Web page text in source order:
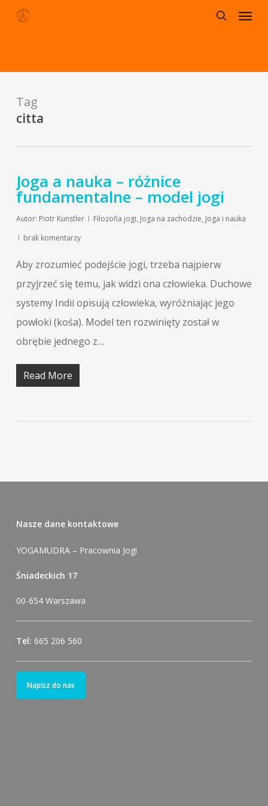
Skip
Menu
Tag
citta
Joga a nauka – różnice
fundamentalne – model jogi
Autor: Piotr Kunstler Filozofia jogi, Joga na zachodzie, Joga i nauka
brak komentarzy
Aby zrozumieć podejście jogi, trzeba najpierw
przyjrzeć się temu, jak widzi ona człowieka. Duchowe
systemy Indii opisują człowieka, wyróżniając jego
powłoki (kośa). Model ten rozwinięty został w
obrębie jednego z…
Read More
Nasze dane kontaktowe
YOGAMUDRA – Pracownia Jogi
Śniadeckich 17
00-654 Warszawa
Tel: 665 206 560
Napisz do nas